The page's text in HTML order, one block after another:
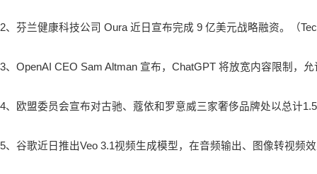
2、芬兰健康科技公司 Oura 近日宣布完成 9 亿美元战略融资。（
3、OpenAI CEO Sam Altman 宣布，ChatGPT 将放宽内容限制，
4、欧盟委员会宣布对古驰、蔻依和罗意威三家奢侈品牌处以总计
5、谷歌近日推出Veo 3.1视频生成模型，在音频输出、图像转视频